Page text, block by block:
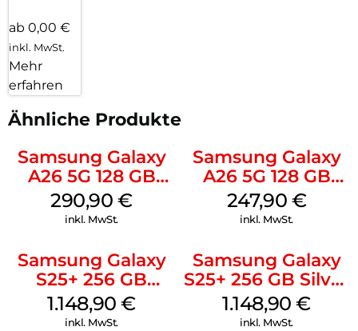
ab 0,00 €
inkl. MwSt.
Mehr
erfahren
Ähnliche Produkte
Samsung Galaxy
A26 5G 128 GB
White
290,90€
inkl. MwSt.
Samsung Galaxy
A26 5G 128 GB
Black
247,90 €
inkl. MwSt.
Samsung Galaxy
S25+ 256 GB
Icyblue
1.148,90€
inkl. MwSt.
Samsung Galaxy
S25+ 256 GB Silver
Shadow
1.148,90€
inkl. MwSt.